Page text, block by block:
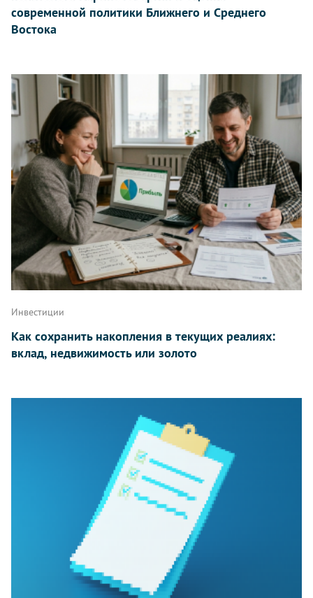
современной политики Ближнего и Среднего
Востока
Инвестиции
Как сохранить накопления в текущих реалиях:
вклад, недвижимость или золото